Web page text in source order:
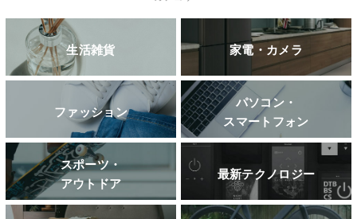
生活雑貨 家電・カメラ
ファッション
パソコン・
スマートフォン
スポーツ・
アウトドア
最新テクノロジー